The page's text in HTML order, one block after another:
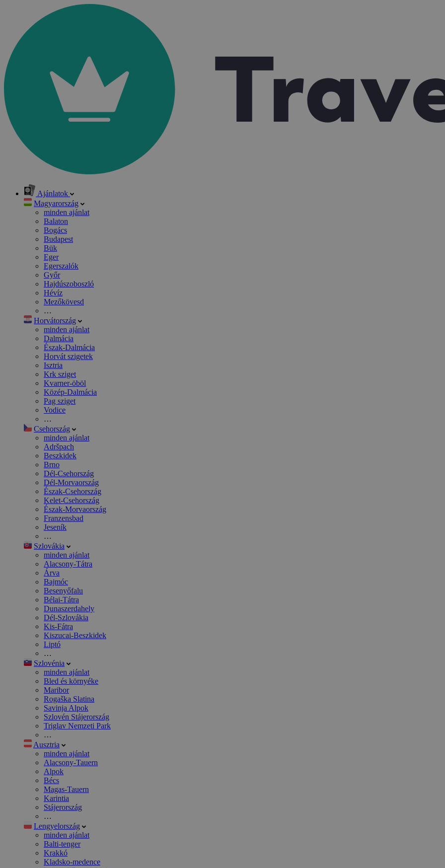
Ajánlatok
Magyarország
minden ajánlat
Balaton
Bogács
Budapest
Bük
Eger
Egerszalók
Győr
Hajdúszoboszló
Hévíz
Mezőkövesd
…
Horvátország
minden ajánlat
Dalmácia
Észak-Dalmácia
Horvát szigetek
Isztria
Krk sziget
Kvarner-öböl
Közép-Dalmácia
Pag sziget
Vodice
…
Csehország
minden ajánlat
Adršpach
Beszkidek
Brno
Dél-Csehország
Dél-Morvaország
Észak-Csehország
Kelet-Csehország
Észak-Morvaország
Franzensbad
Jeseník
…
Szlovákia
minden ajánlat
Alacsony-Tátra
Árva
Bajmóc
Besenyőfalu
Bélai-Tátra
Dunaszerdahely
Dél-Szlovákia
Kis-Fátra
Kiszucai-Beszkidek
Liptó
…
Szlovénia
minden ajánlat
Bled és környéke
Maribor
Rogaška Slatina
Savinja Alpok
Szlovén Stájerország
Triglav Nemzeti Park
…
Ausztria
minden ajánlat
Alacsony-Tauern
Alpok
Bécs
Magas-Tauern
Karintia
Stájerország
…
Lengyelország
minden ajánlat
Balti-tenger
Krakkó
Kladsko-medence